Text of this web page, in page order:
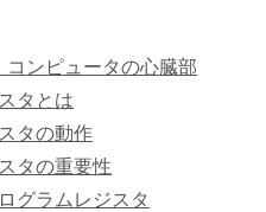
ンピュータの心臓部
タとは
タの動作
タの重要性
グラムレジスタ